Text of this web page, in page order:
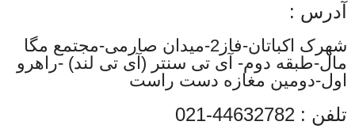
آدرس :
شهرک اکباتان-فاز2-میدان صارمی-مجتمع مگا
مال-طبقه دوم- آی تی سنتر (آی تی لند) -راهرو
اول-دومین مغازه دست راست
تلفن : 44632782-021